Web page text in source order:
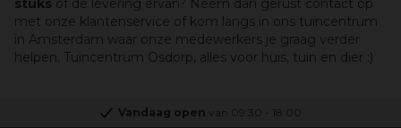
stuks of de levering ervan? Neem dan gerust contact op
met onze klantenservice of kom langs in ons tuincentrum
in Amsterdam waar onze medewerkers je graag verder
helpen. Tuincentrum Osdorp, alles voor huis, tuin en dier :)
Vandaag open van 09:30 18:00